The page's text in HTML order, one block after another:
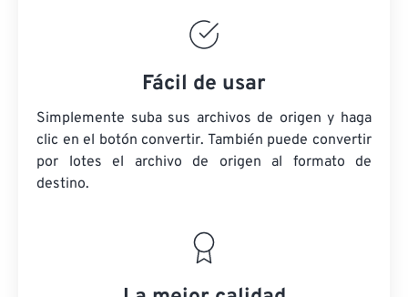
Fácil de usar
Simplemente suba sus archivos de origen y haga
clic en el botón convertir. También puede convertir
por lotes el archivo de origen al formato de
destino.